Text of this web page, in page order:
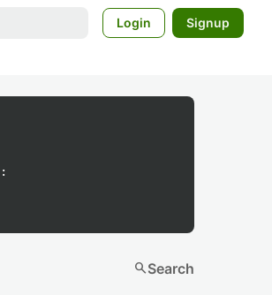
Login Signup
:
searchSearch